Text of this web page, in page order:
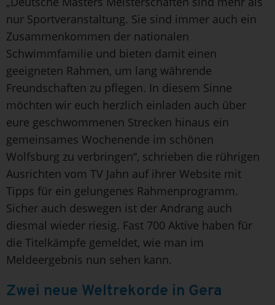
nur Sportveranstaltung. Sie sind immer auch ein
Zusammenkommen der nationalen
Schwimmfamilie und bieten damit einen
geeigneten Rahmen, um lang währende
Freundschaften zu pflegen. In diesem Sinne
möchten wir euch herzlich einladen auch über
eure geschwommenen Strecken hinaus ein
gemeinsames Wochenende im schönen
Wolfsburg zu verbringen“, schrieben die rührigen
Ausrichten vom TV Jahn auf ihrer Website mit
Tipps für ein gelungenes Rahmenprogramm.
Sicher auch deswegen ist der Andrang auch
diesmal wieder riesig. Fast 700 Aktive haben für
die Titelkämpfe gemeldet, wie man im
Meldeergebnis nun sehen kann.
Zwei neue Weltrekorde in Gera